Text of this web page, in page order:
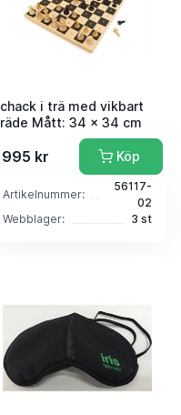
i trä med vikbart
Mått: 34 x 34 cm
995 kr Köp
Artikelnummer:
56117-
02
Webblager:
3 st